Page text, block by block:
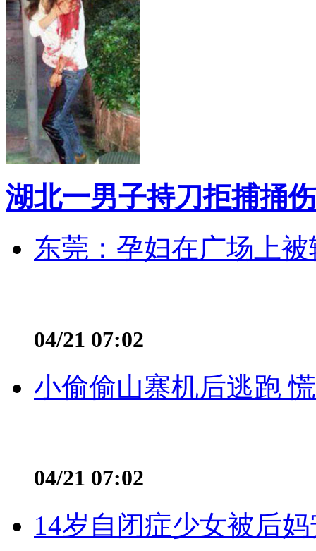
湖北一男子持刀拒捕捅
东莞：孕妇在广场上
04/21 07:02
小偷偷山寨机后逃跑
04/21 07:02
14岁自闭症少女被后